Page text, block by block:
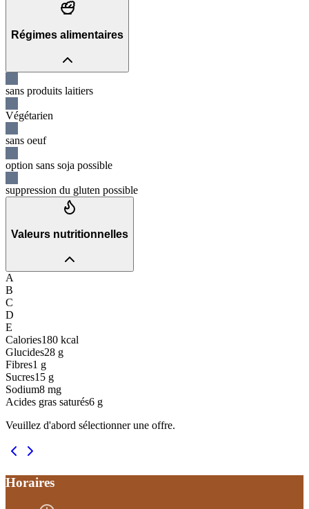
Régimes alimentaires
sans produits laitiers
Végétarien
sans oeuf
option sans soja possible
suppression du gluten possible
Valeurs nutritionnelles
A
B
C
D
E
Calories180 kcal
Glucides28 g
Fibres1 g
Sucres15 g
Sodium8 mg
Acides gras saturés6 g
Veuillez d'abord sélectionner une offre.
Horaires